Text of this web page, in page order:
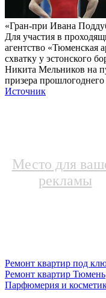
«Гран-при Ивана
Для участия в
агентство «Тюменская
схватку у эстонского
Никита Мельников на
призера
Источник
Место для
рекламы
Ремонт квартир под
Ремонт квартир Тюмень
Парфюмерия и